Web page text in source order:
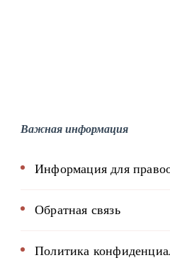
Важная информация
Информация для
Обратная связь
Политика